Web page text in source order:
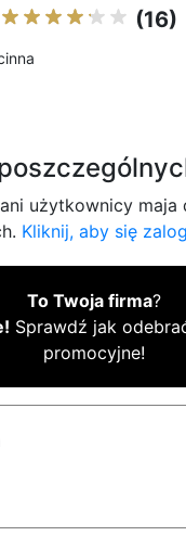
(16)
użytkownicy maja
Kliknij, aby się
To Twoja firma?
Sprawdź jak
promocyjne!